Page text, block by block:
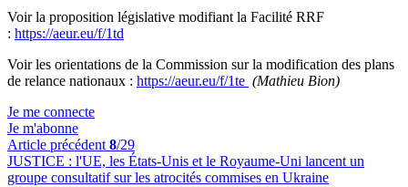
Voir la proposition législative modifiant la Facilité RRF
: https://aeur.eu/f/1td
Voir les orientations de la Commission sur la modification des plans
de relance nationaux : https://aeur.eu/f/1te (Mathieu Bion)
Je me connecte
Je m'abonne
Article précédent 8/29
JUSTICE : l'UE, les États-Unis et le Royaume-Uni lancent un
groupe consultatif sur les atrocités commises en Ukraine